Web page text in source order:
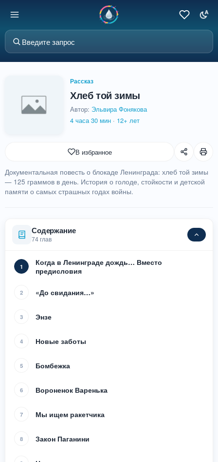
Рассказ
Хлеб той зимы
Автор: Эльвира Фонякова
4 часа 30 мин · 12+ лет
Документальная повесть о блокаде Ленинграда: хлеб той зимы
— 125 граммов в день. История о голоде, стойкости и детской
памяти о самых страшных годах войны.
В избранное
Содержание
74 глав
1
Когда в Ленинграде дождь… Вместо
предисловия
2 «До свидания…»
3 Энзе
4 Новые заботы
5 Бомбежка
6 Вороненок Варенька
7 Мы ищем ракетчика
8 Закон Паганини